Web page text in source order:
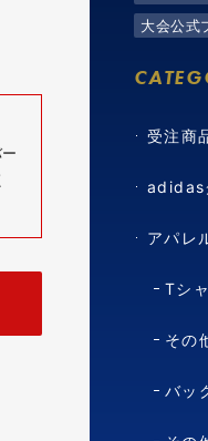
大会公式
受注商
adidas
アパレ
Tシ
その
バッ